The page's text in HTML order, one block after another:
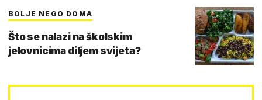
BOLJE NEGO DOMA
Što se nalazi na školskim
jelovnicima diljem svijeta?